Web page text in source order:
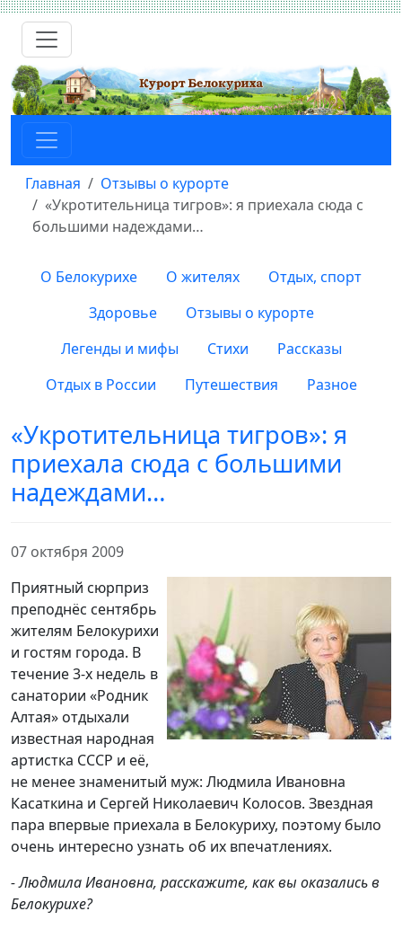
Главная
Отзывы о курорте
«Укротительница тигров»: я приехала сюда с
большими надеждами…
О Белокурихе О жителях
Отдых, спорт
Здоровье
Отзывы о курорте
Легенды и мифы
Стихи
Рассказы
Отдых в России
Путешествия Разное
«Укротительница тигров»: я
приехала сюда с большими
надеждами…
07 октября 2009
Приятный сюрприз
преподнёс сентябрь
жителям Белокурихи
и гостям города. В
течение 3-х недель в
санатории «Родник
Алтая» отдыхали
известная народная
артистка СССР и её,
не менее знаменитый муж: Людмила Ивановна
Касаткина и Сергей Николаевич Колосов. Звездная
пара впервые приехала в Белокуриху, поэтому было
очень интересно узнать об их впечатлениях.
- Людмила Ивановна, расскажите, как вы оказались в
Белокурихе?